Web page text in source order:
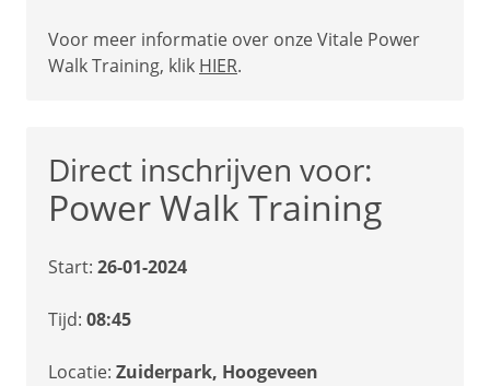
Voor meer informatie over onze Vitale Power
Walk Training, klik HIER.
Direct inschrijven voor:
Power Walk Training
Start: 26-01-2024
Tijd: 08:45
Locatie: Zuiderpark, Hoogeveen